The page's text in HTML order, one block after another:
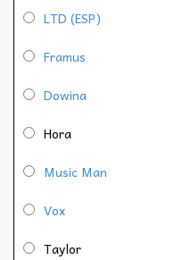
LTD (ESP)
Framus
Dowina
Hora
Music Man
Vox
Taylor